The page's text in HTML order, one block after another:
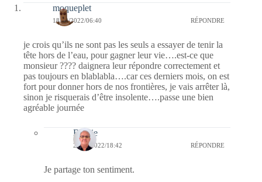
moqueplet
18/12/2022/06:40 RÉPONDRE
je crois qu’ils ne sont pas les seuls a essayer de tenir la
tête hors de l’eau, pour gagner leur vie….est-ce que
monsieur ???? daignera leur répondre correctement et
pas toujours en blablabla….car ces derniers mois, on est
fort pour donner hors de nos frontières, je vais arrêter là,
sinon je risquerais d’être insolente….passe une bien
agréable journée
Bernie
28/12/2022/18:42 RÉPONDRE
Je partage ton sentiment.